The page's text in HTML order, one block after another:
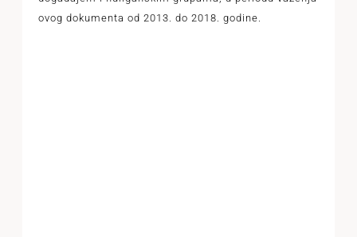
ovog dokumenta od 2013. do 2018. godine.